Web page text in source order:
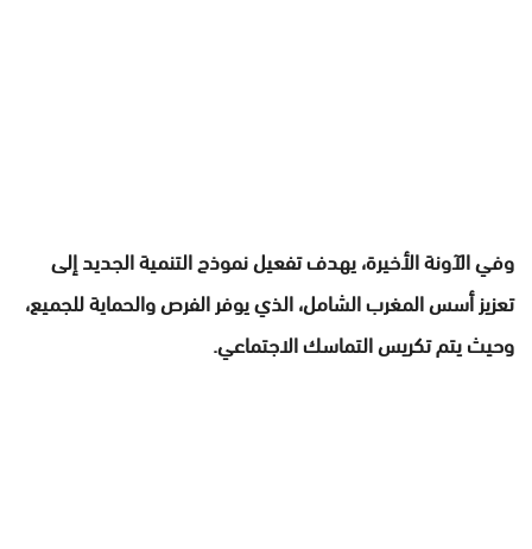
وفي الآونة الأخيرة، يهدف تفعيل نموذج التنمية الجديد إلى
تعزيز أسس المغرب الشامل، الذي يوفر الفرص والحماية للجميع،
وحيث يتم تكريس التماسك الاجتماعي.